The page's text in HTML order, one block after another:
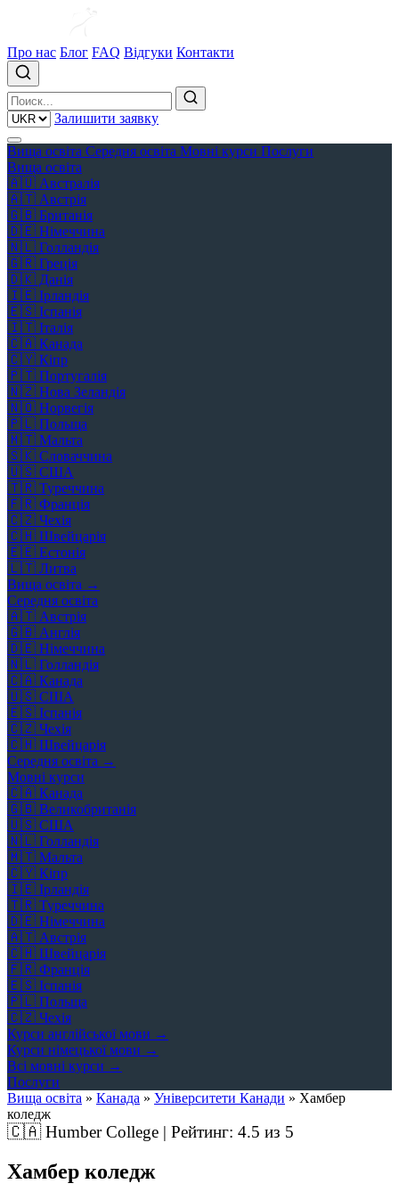
Про нас Блог FAQ Відгуки Контакти
Залишити заявку
Вища освіта Середня освіта Мовні курси Послуги
Вища освіта
🇦🇺 Австралія
🇦🇹 Австрія
🇬🇧 Британія
🇩🇪 Німеччина
🇳🇱 Голландія
🇬🇷 Греція
🇩🇰 Данія
🇮🇪 Ірландія
🇪🇸 Іспанія
🇮🇹 Італія
🇨🇦 Канада
🇨🇾 Кіпр
🇵🇹 Португалія
🇳🇿 Нова Зеландія
🇳🇴 Норвегія
🇵🇱 Польща
🇲🇹 Мальта
🇸🇰 Словаччина
🇺🇸 США
🇹🇷 Туреччина
🇫🇷 Франція
🇨🇿 Чехія
🇨🇭 Швейцарія
🇪🇪 Естонія
🇱🇹 Литва
Вища освіта →
Середня освіта
🇦🇹 Австрія
🇬🇧 Англія
🇩🇪 Німеччина
🇳🇱 Голландія
🇨🇦 Канада
🇺🇸 США
🇪🇸 Іспанія
🇨🇿 Чехія
🇨🇭 Швейцарія
Середня освіта →
Мовні курси
🇨🇦 Канада
🇬🇧 Великобританія
🇺🇸 США
🇳🇱 Голландія
🇲🇹 Мальта
🇨🇾 Кіпр
🇮🇪 Ірландія
🇹🇷 Туреччина
🇩🇪 Німеччина
🇦🇹 Австрія
🇨🇭 Швейцарія
🇫🇷 Франція
🇪🇸 Іспанія
🇵🇱 Польща
🇨🇿 Чехія
Курси англійської мови →
Курси німецької мови →
Всі мовні курси →
Послуги
Вища освіта » Канада » Університети Канади » Хамбер
коледж
🇨🇦Humber College | Рейтинг: 4.5 из 5
Хамбер коледж